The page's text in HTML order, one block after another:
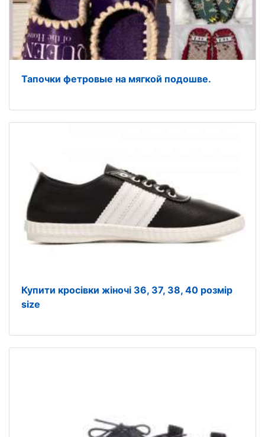
Тапочки фетровые на мягкой подошве.
Купити кросівки жіночі 36, 37, 38, 40 розмір
size